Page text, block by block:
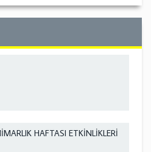
HAFTASI ETKİNLİKLERİ